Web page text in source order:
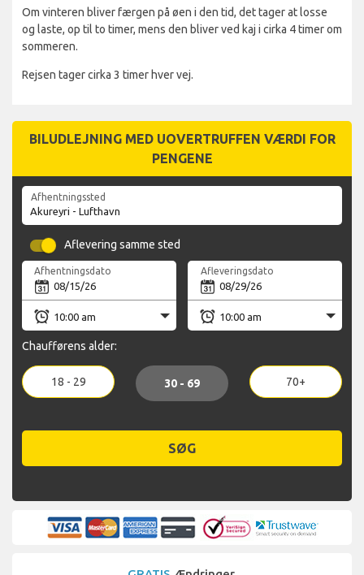
Om vinteren bliver færgen på øen i den tid, det tager at losse
og laste, op til to timer, mens den bliver ved kaj i cirka 4 timer om
sommeren.
Rejsen tager cirka 3 timer hver vej.
BILUDLEJNING MED UOVERTRUFFEN VÆRDI FOR
PENGENE
Afhentningssted
Aflevering samme sted
Afhentningsdato Afleveringsdato
Chaufførens alder:
18 - 29 30 - 69 70+
SØG